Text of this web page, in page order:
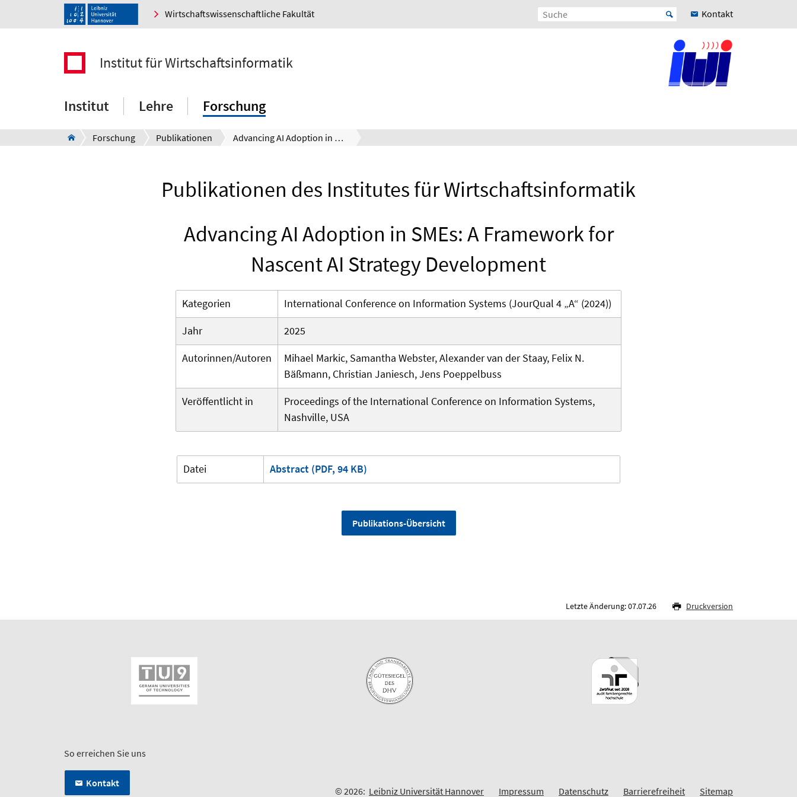
Wirtschaftswissenschaftliche Fakultät Kontakt
Institut für Wirtschaftsinformatik
Institut Lehre Forschung
Forschung Publikationen Advancing AI Adoption in SMEs: A Framework for Nascent AI Strategy Development
Publikationen des Institutes für Wirtschaftsinformatik
Advancing AI Adoption in SMEs: A Framework for
Nascent AI Strategy Development
Kategorien
International Conference on Information Systems (JourQual 4 „A“ (2024))
Jahr
2025
Autorinnen/Autoren
Mihael Markic, Samantha Webster, Alexander van der Staay, Felix N.
Bäßmann, Christian Janiesch, Jens Poeppelbuss
Veröffentlicht in
Proceedings of the International Conference on Information Systems,
Nashville, USA
Datei Abstract (PDF, 94 KB)
Publikations-Übersicht
Letzte Änderung: 07.07.26 Druckversion
So erreichen Sie uns
Kontakt
© 2026: Leibniz Universität Hannover Impressum Datenschutz Barrierefreiheit Sitemap